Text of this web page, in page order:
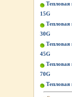
Тепловая
15G
Тепловая
30G
Тепловая
45G
Тепловая
70G
Тепловая